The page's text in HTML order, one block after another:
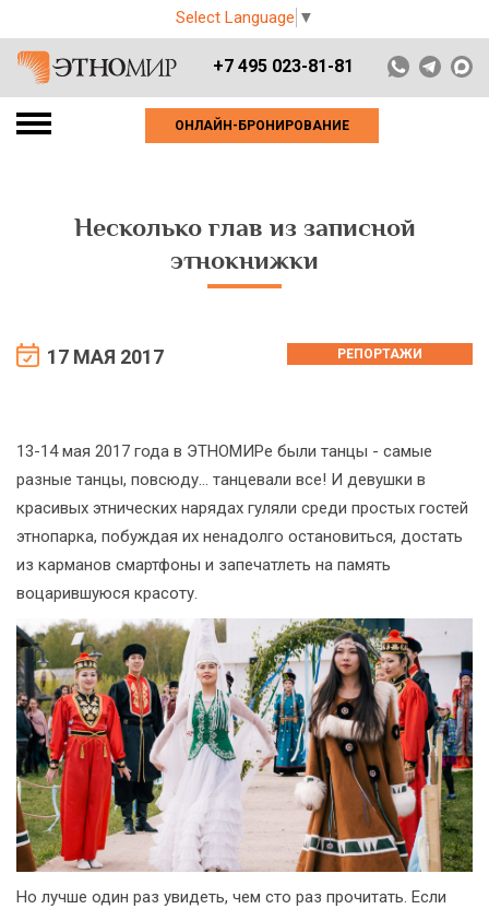
Select Language ▼
+7 495 023-81-81
ОНЛАЙН-БРОНИРОВАНИЕ
Несколько глав из записной
этнокнижки
17 МАЯ 2017 РЕПОРТАЖИ
13-14 мая 2017 года в ЭТНОМИРе были танцы - самые
разные танцы, повсюду... танцевали все! И девушки в
красивых этнических нарядах гуляли среди простых гостей
этнопарка, побуждая их ненадолго остановиться, достать
из карманов смартфоны и запечатлеть на память
воцарившуюся красоту.
Но лучше один раз увидеть, чем сто раз прочитать. Если